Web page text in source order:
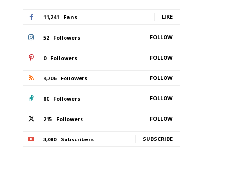
11,241 Fans LIKE
52 Followers FOLLOW
0 Followers FOLLOW
4,206 Followers FOLLOW
80 Followers FOLLOW
215 Followers FOLLOW
3,080 Subscribers SUBSCRIBE